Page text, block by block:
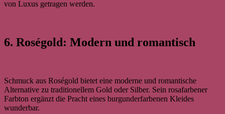
von Luxus getragen werden.
6. Roségold: Modern und romantisch
Schmuck aus Roségold bietet eine moderne und romantische
Alternative zu traditionellem Gold oder Silber. Sein rosafarbener
Farbton ergänzt die Pracht eines burgunderfarbenen Kleides
wunderbar.